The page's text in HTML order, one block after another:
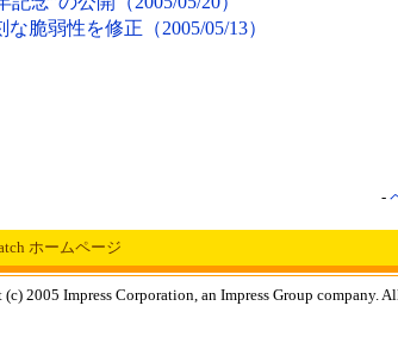
脆弱性を修正（2005/05/13）
-
ホームページ
2005 Impress Corporation, an Impress Group company.